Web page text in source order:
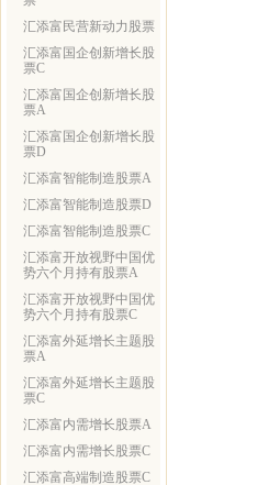
汇添富民营新动力股票
汇添富国企创新增长股
票C
汇添富国企创新增长股
票A
汇添富国企创新增长股
票D
汇添富智能制造股票A
汇添富智能制造股票D
汇添富智能制造股票C
汇添富开放视野中国优
势六个月持有股票A
汇添富开放视野中国优
势六个月持有股票C
汇添富外延增长主题股
票A
汇添富外延增长主题股
票C
汇添富内需增长股票A
汇添富内需增长股票C
汇添富高端制造股票C